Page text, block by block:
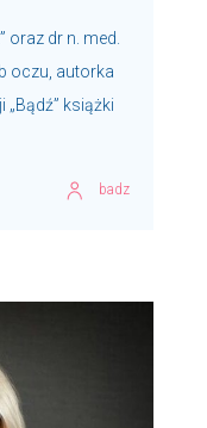
oraz dr n. med.
oczu, autorka
książki
badz